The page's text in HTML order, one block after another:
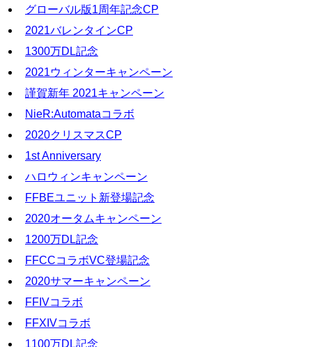
グローバル版1周年記念CP
2021バレンタインCP
1300万DL記念
2021ウィンターキャンペーン
謹賀新年 2021キャンペーン
NieR:Automataコラボ
2020クリスマスCP
1st Anniversary
ハロウィンキャンペーン
FFBEユニット新登場記念
2020オータムキャンペーン
1200万DL記念
FFCCコラボVC登場記念
2020サマーキャンペーン
FFIVコラボ
FFXIVコラボ
1100万DL記念